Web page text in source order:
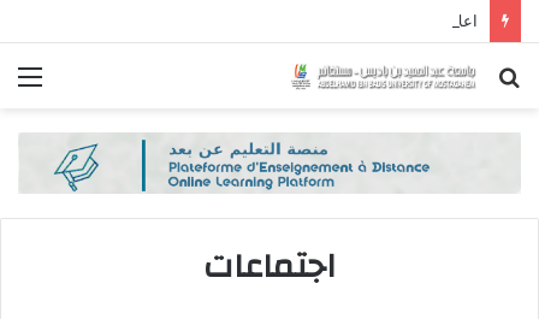
اعلان
بحث
اجتماعات